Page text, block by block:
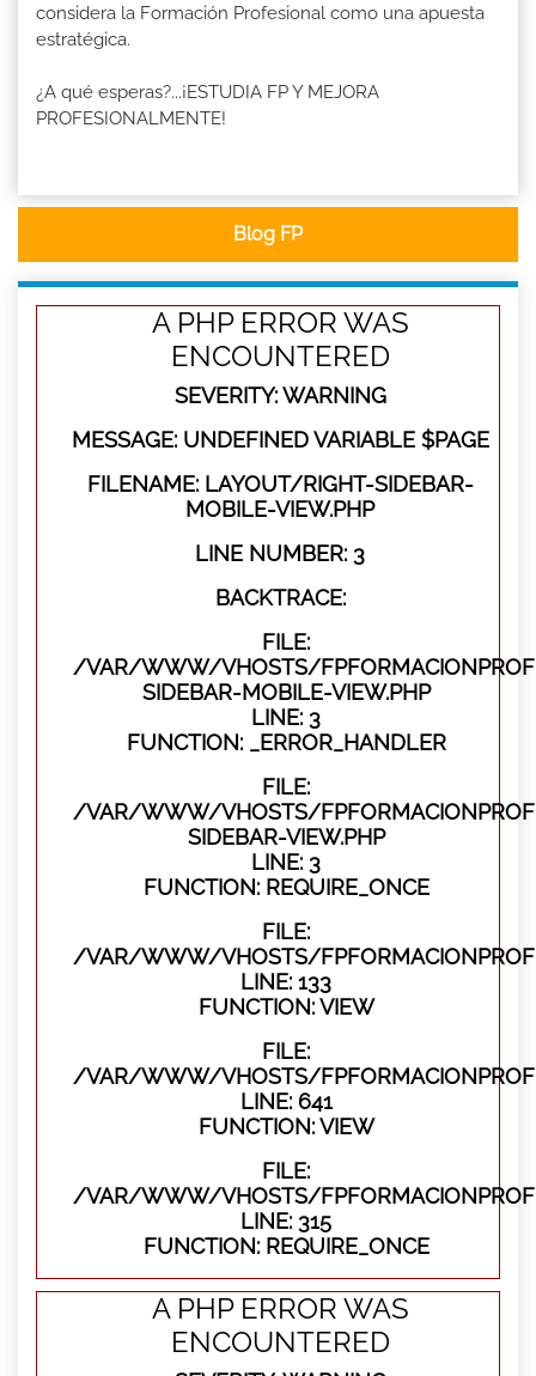
considera la Formación Profesional como una apuesta
estratégica.
¿A qué esperas?...¡ESTUDIA FP Y MEJORA
PROFESIONALMENTE!
Blog FP
A PHP ERROR WAS
ENCOUNTERED
SEVERITY: WARNING
MESSAGE: UNDEFINED VARIABLE $PAGE
FILENAME: LAYOUT/RIGHT-SIDEBAR-
MOBILE-VIEW.PHP
LINE NUMBER: 3
BACKTRACE:
FILE:
/VAR/WWW/VHOSTS/
SIDEBAR-MOBILE-VIEW.PHP
LINE: 3
FUNCTION: _ERROR_HANDLER
FILE:
/VAR/WWW/VHOSTS/
SIDEBAR-VIEW.PHP
LINE: 3
FUNCTION: REQUIRE_ONCE
FILE:
/VAR/WWW/VHOSTS/
LINE: 133
FUNCTION: VIEW
FILE:
/VAR/WWW/VHOSTS/
LINE: 641
FUNCTION: VIEW
FILE:
/VAR/WWW/VHOSTS/
LINE: 315
FUNCTION: REQUIRE_ONCE
A PHP ERROR WAS
ENCOUNTERED